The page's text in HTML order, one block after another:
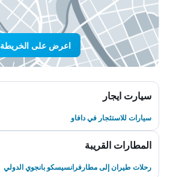
اعرض على الخريطة
سيارت ايجار
سيارات للاستئجار في دافاو
المطارات القريبة
رحلات طيران إلى مطارفرانسيسكو بانجوي الدولي